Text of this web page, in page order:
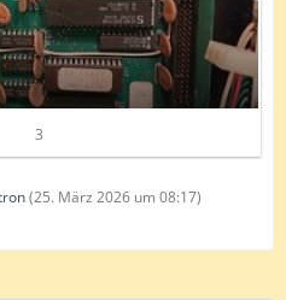
3
(25. März 2026 um 08:17)